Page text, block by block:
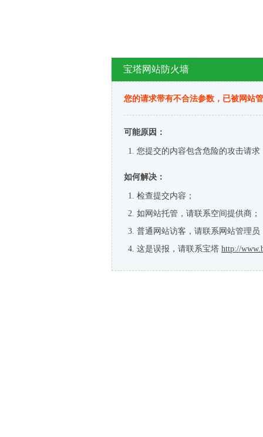
宝塔网站防火墙
您的请求带有不合法参数，已被网站
可能原因：
您提交的内容包含危险的攻击请求
如何解决：
检查提交内容；
如网站托管，请联系空间提供商；
普通网站访客，请联系网站管理员
这是误报，请联系宝塔 http://